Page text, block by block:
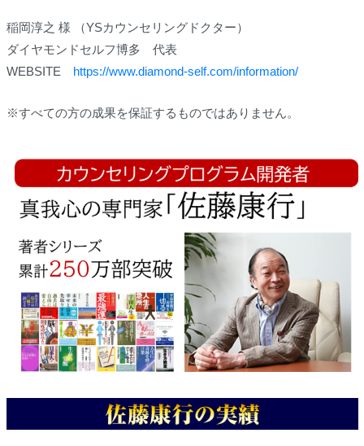
稲岡淳之 様 （YSカウンセリングドクター）
ダイヤモンドセルフ博多 代表
WEBSITE https://www.diamond-self.com/information/
※すべての方の成果を保証するものではありません。